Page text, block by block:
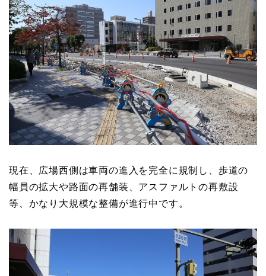
現在、広場西側は車両の進入を完全に規制し、歩道の
幅員の拡大や路面の再舗装、アスファルトの再敷設
等、かなり大規模な整備が進行中です。